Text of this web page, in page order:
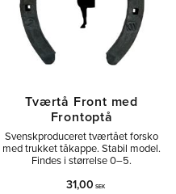
Tværtå Front med
Frontoptå
Svenskproduceret tværtået forsko
med trukket tåkappe. Stabil model.
Findes i størrelse 0–5.
31,00 SEK